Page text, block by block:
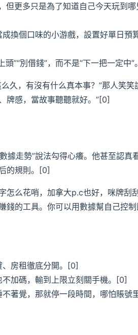
但更多只是為了知道自己今天玩到
換個口味的小游戲，設置好單日預
”“別借錢”，而不是“下一把一定中”
久，有沒有什么真本事？”那人笑
牌感，當故事聽聽就好。”[0]
據走勢”說法勾得心癢。他甚至認真
的規則。[0]
怎么花哨，加拿大p.c也好，咪牌刮
錢的工具。你可以用數據幫自己控
、房租徹底分開。[0]
加碼，輸到上限立刻關手機。[0]
著覺，那就停一段時間，哪怕賬號